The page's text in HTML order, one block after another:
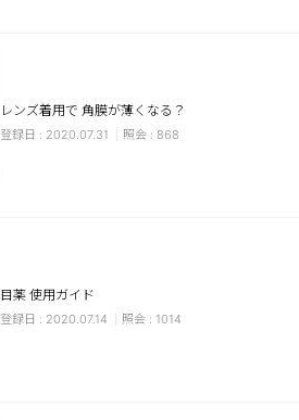
レンズ着用で 角膜が薄くなる？
2020.07.31 868
目薬 使用ガイド
2020.07.14 1014